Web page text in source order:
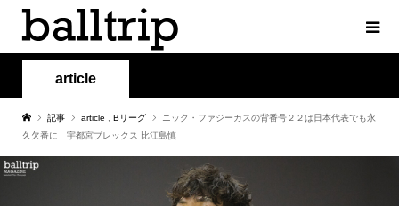
article
記事 article Bリーグ
ニック・ファジーカスの背番号２２は日本代表でも永
久欠番に 宇都宮ブレックス 比江島慎